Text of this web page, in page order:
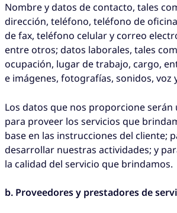
Nombre y datos de contacto, tales
dirección, teléfono, teléfono de
de fax, teléfono celular y correo
entre otros; datos laborales, tales
ocupación, lugar de trabajo, cargo,
e imágenes, fotografías, sonidos, voz
Los datos que nos proporcione serán
para proveer los servicios que
base en las instrucciones del cliente;
desarrollar nuestras actividades; y
la calidad del servicio que brindamos.
b. Proveedores y prestadores de